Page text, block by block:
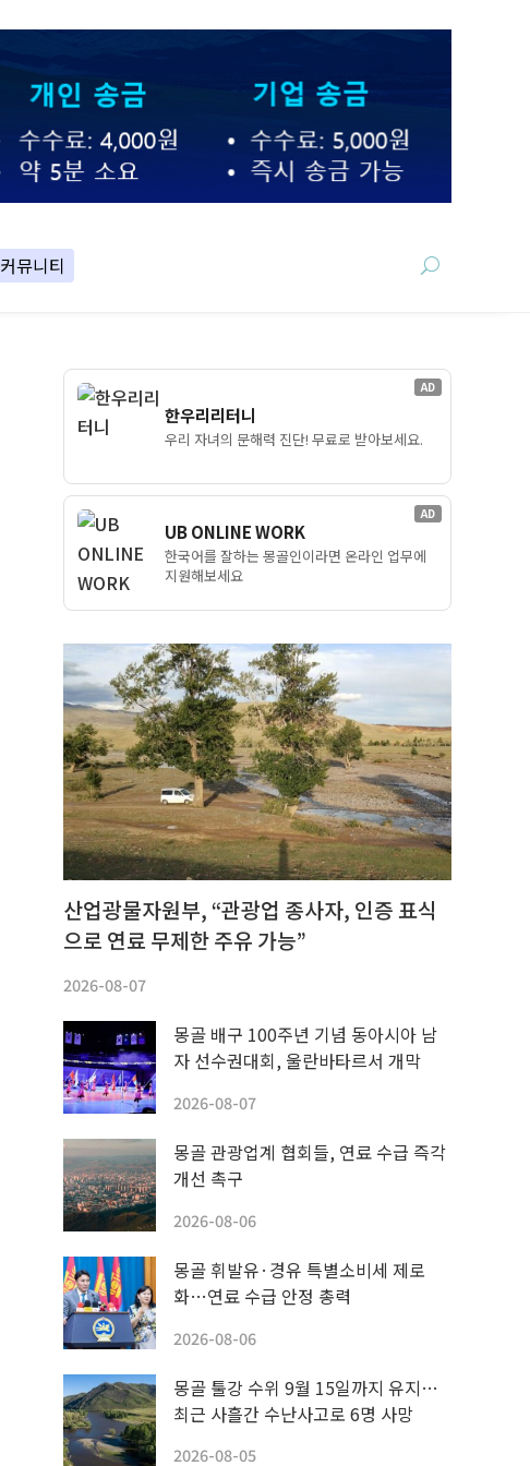
커뮤니티
AD
한우리리터니
우리 자녀의 문해력 진단! 무료로 받아보세요.
AD
UB ONLINE WORK
한국어를 잘하는 몽골인이라면 온라인 업무에
지원해보세요
산업광물자원부, “관광업 종사자, 인증 표식
으로 연료 무제한 주유 가능”
2026-08-07
몽골 배구 100주년 기념 동아시아 남
자 선수권대회, 울란바타르서 개막
2026-08-07
몽골 관광업계 협회들, 연료 수급 즉각
개선 촉구
2026-08-06
몽골 휘발유·경유 특별소비세 제로
화…연료 수급 안정 총력
2026-08-06
몽골 툴강 수위 9월 15일까지 유지…
최근 사흘간 수난사고로 6명 사망
2026-08-05